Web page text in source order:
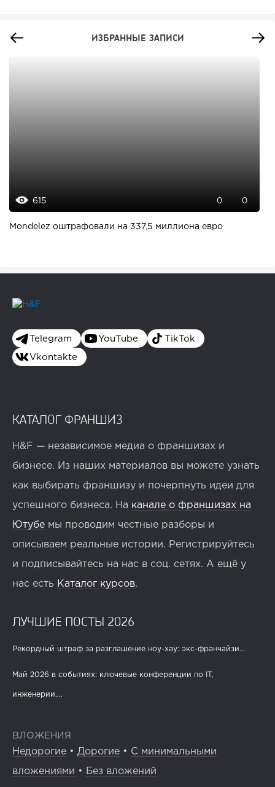
ИЗБРАННЫЕ ЗАПИСИ
615 0 0
Mondelez оштрафовали на 337,5 миллиона евро
Telegram YouTube TikTok
Vkontakte
КАТАЛОГ ФРАНШИЗ
H&F — независимое медиа о франшизах и
бизнесе. Из наших материалов вы можете узнать
как выбирать франшизу и почерпнуть идеи для
успешного бизнеса. На канале о франшизах на
Ютубе мы проводим честные разборы и
описываем реальные истории. Регистрируйтесь
и подписывайтесь на нас в соц. сетях. А ещё у
нас есть Каталог курсов.
ЛУЧШИЕ ПОСТЫ 2026
Рекордный штраф за разглашение ноу-хау: экс-франчайзи...
Май 2026 в событиях: ключевые конференции по IT,
инженерии,...
ВЛОЖЕНИЯ
Недорогие • Дорогие • С минимальными
вложениями • Без вложений